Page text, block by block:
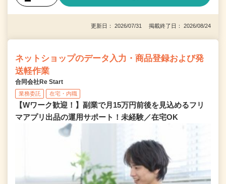
更新日： 2026/07/31 掲載終了日： 2026/08/24
ネットショップのデータ入力・商品登録および発
送軽作業
合同会社Re Start
業務委託 在宅・内職
【Wワーク歓迎！】副業で月15万円前後を見込めるフリ
マアプリ出品の運用サポート！未経験／在宅OK